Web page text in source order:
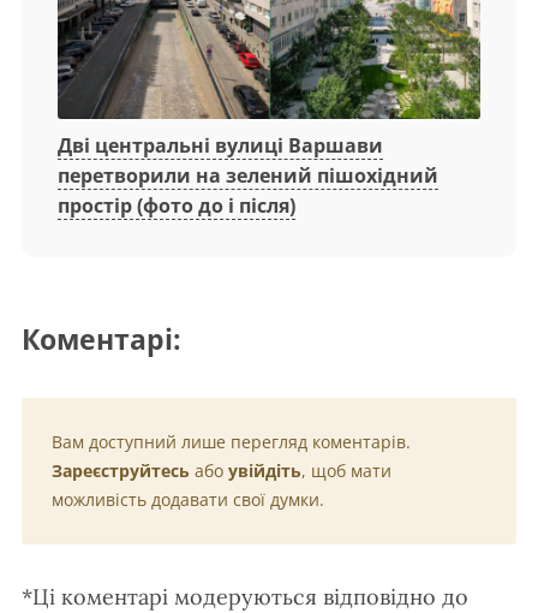
Дві центральні вулиці Варшави
перетворили на зелений пішохідний
простір (фото до і після)
Коментарі:
Вам доступний лише перегляд коментарів.
Зареєструйтесь або увійдіть, щоб мати
можливість додавати свої думки.
*Ці коментарі модеруються відповідно до